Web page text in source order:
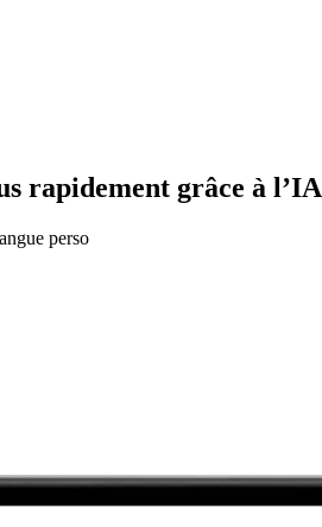
rapidement grâce à l’IA
perso